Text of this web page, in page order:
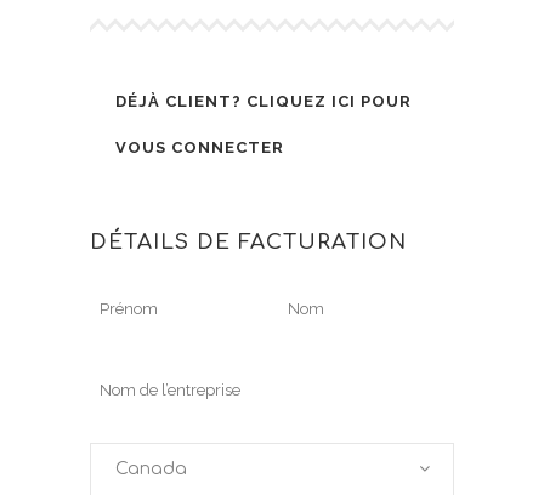
DÉJÀ CLIENT? CLIQUEZ ICI POUR
VOUS CONNECTER
DÉTAILS DE FACTURATION
Canada